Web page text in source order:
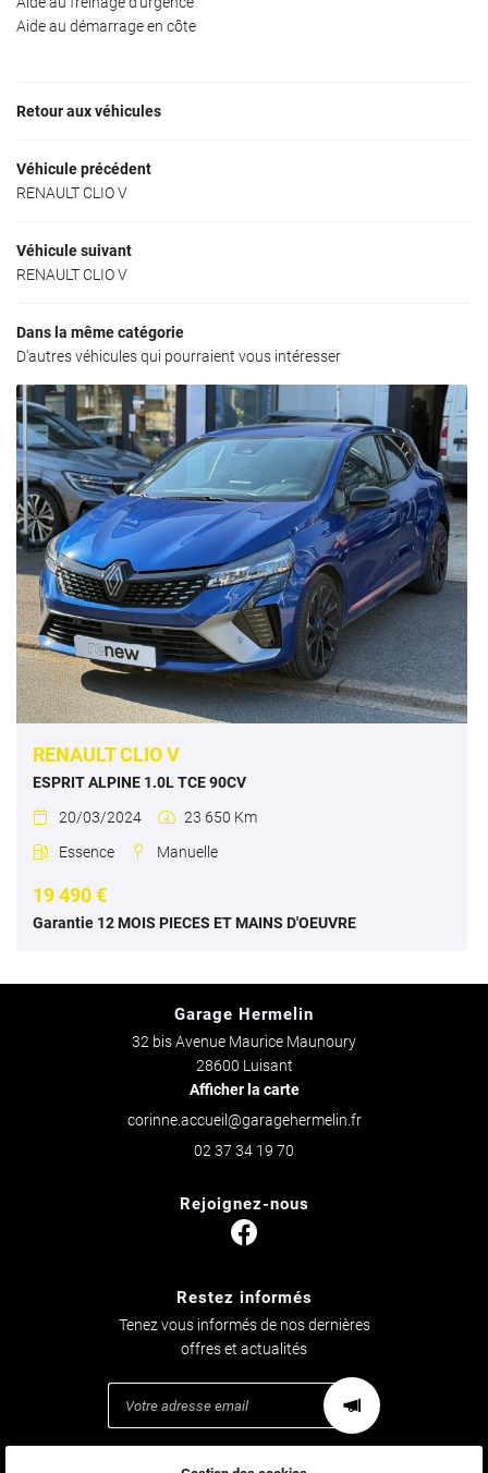
Aide au démarrage en côte
Retour aux véhicules
Véhicule précédent
RENAULT CLIO V
Véhicule suivant
RENAULT CLIO V
Dans la même catégorie
D'autres véhicules qui pourraient vous intéresser
RENAULT CLIO V
ESPRIT ALPINE 1.0L TCE 90CV
 20/03/2024  23 650 Km
 Essence  Manuelle
19 490 €
Garantie 12 MOIS PIECES ET MAINS D'OEUVRE
Garage Hermelin
32 bis Avenue Maurice Maunoury
28600 Luisant
Afficher la carte
02 37 34 19 70
Rejoignez-nous
Restez informés
Tenez vous informés de nos dernières
offres et actualités